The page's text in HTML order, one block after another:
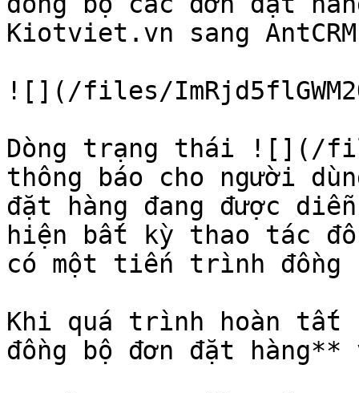
Kiotviet.vn sang
![](/files/
Dòng trạng thái ![](/
thông báo cho người
đặt hàng đang được
hiện bất kỳ thao tác
có một tiến trình đồng
Khi quá trình hoàn tất
đồng bộ đơn đặt